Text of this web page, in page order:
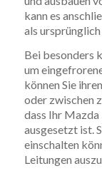
kann es
als
Bei besonders
um
können Sie ihren
oder zwischen
dass Ihr
ausgesetzt ist.
einschalten
Leitungen